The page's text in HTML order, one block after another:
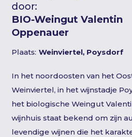
door:
BIO-Weingut Valentin
Oppenauer
Plaats: Weinviertel, Poysdorf
In het noordoosten van het
Weinviertel, in het wijnstadje
het biologische Weingut
wijnhuis staat bekend om zijn
levendige wijnen die het